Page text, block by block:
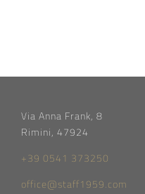
Via Anna Frank, 8
Rimini, 47924
+39 0541 373250
office@staff1959.com